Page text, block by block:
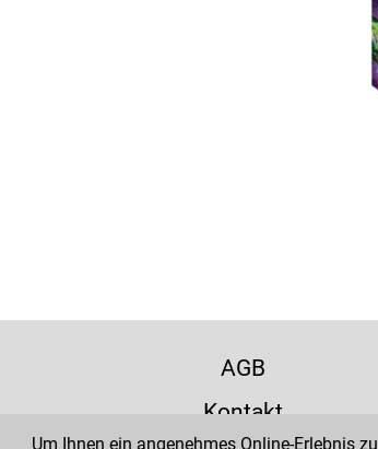
Um Ihnen ein angenehmes Online-Erlebnis
AGB
Kontakt